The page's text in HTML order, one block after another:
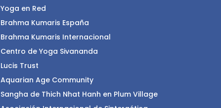
Yoga en Red
Brahma Kumaris España
Brahma Kumaris Internacional
Centro de Yoga Sivananda
Lucis Trust
Aquarian Age Community
Sangha de Thich Nhat Hanh en Plum Village